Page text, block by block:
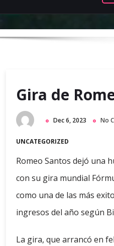
Gira de
Dec 6, 2023 No
UNCATEGORIZED
Romeo Santos dejó una
con su gira mundial
como una de las más
ingresos del año según
La gira, que arrancó en